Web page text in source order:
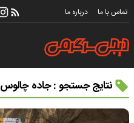
تماس با ما درباره ما
نتایج جستجو : جاده چالوس